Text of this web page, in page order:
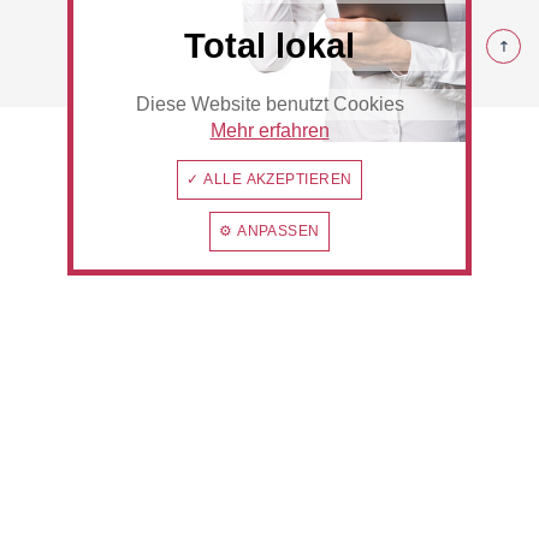
Beauty & Wellness Auto
Handwerk Sport & Freizeit
© 2026 Rommerskirchen
Total lokal
Diese Website benutzt Cookies
Mehr erfahren
✓ ALLE AKZEPTIEREN
⚙ ANPASSEN